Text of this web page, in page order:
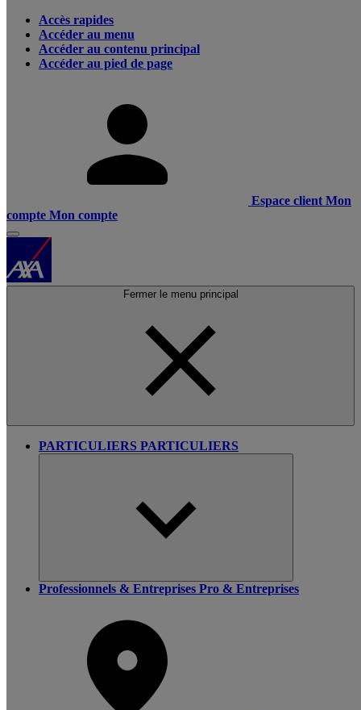
Accès rapides
Accéder au menu
Accéder au contenu principal
Accéder au pied de page
Espace client Mon
compte Mon compte
Fermer le menu principal
PARTICULIERS PARTICULIERS
Professionnels & Entreprises Pro & Entreprises